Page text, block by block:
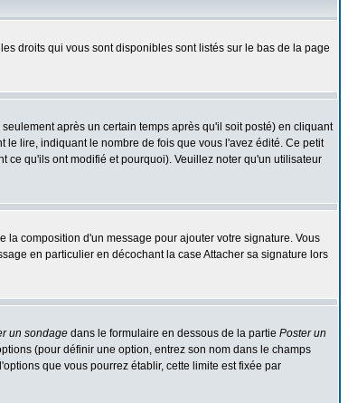
droits qui vous sont disponibles sont listés sur le bas de la page
après un certain temps après qu'il soit posté) en cliquant
lire, indiquant le nombre de fois que vous l'avez édité. Ce petit
qu'ils ont modifié et pourquoi). Veuillez noter qu'un utilisateur
la composition d'un message pour ajouter votre signature. Vous
en particulier en décochant la case Attacher sa signature lors
un sondage dans le formulaire en dessous de la partie Poster un
(pour définir une option, entrez son nom dans le champs
que vous pourrez établir, cette limite est fixée par